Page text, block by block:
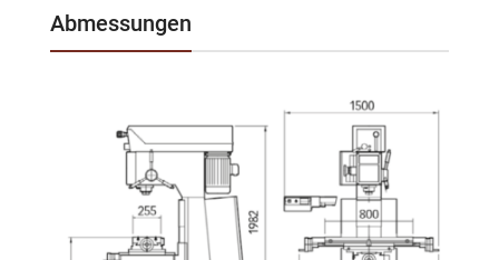
Abmessungen